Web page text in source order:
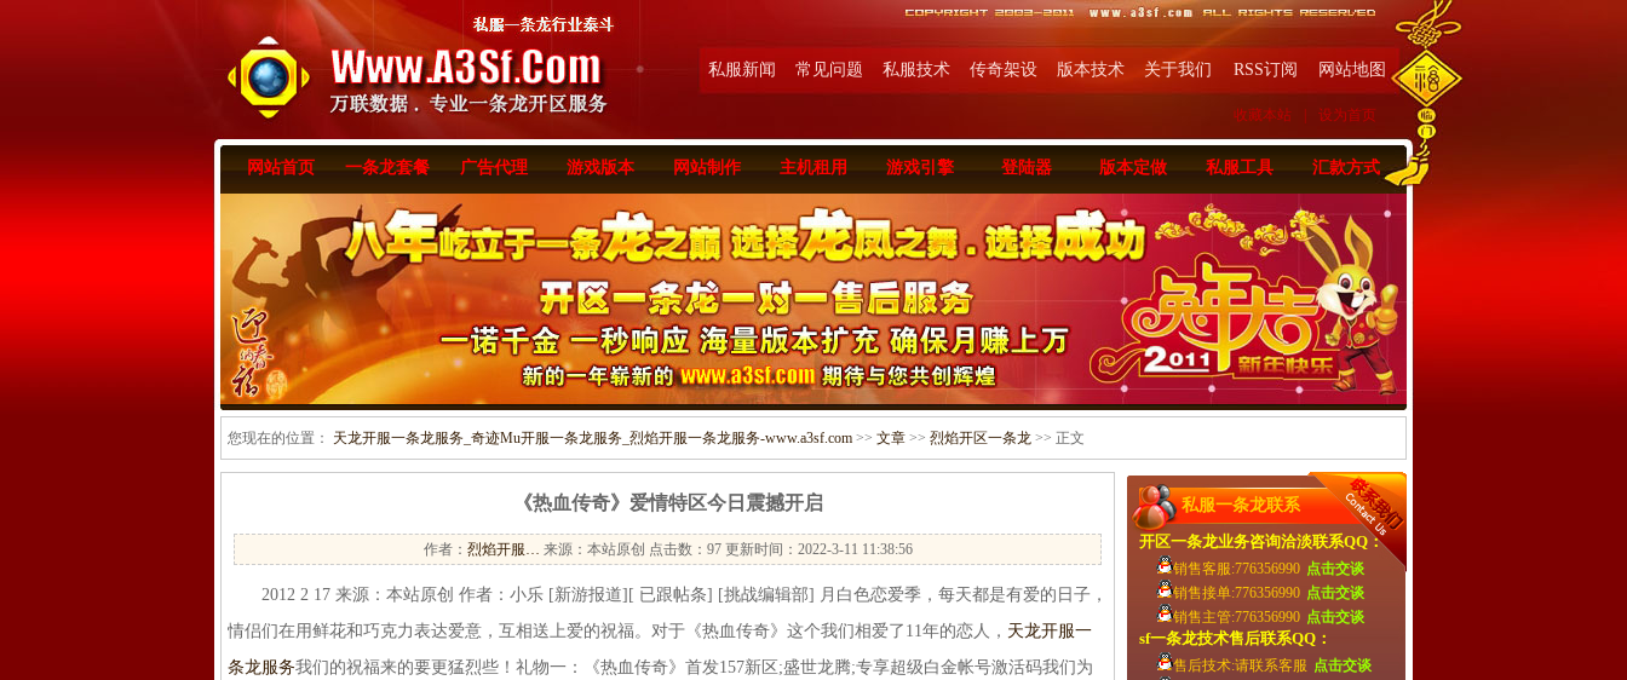
私服新闻 常见问题 私服技术 传奇架设 版本技术 关于我们 RSS订阅 网站地图
收藏本站 设为首页
网站首页 一条龙套餐 广告代理 游戏版本 网站制作 主机租用 游戏引擎 登陆器 版本定做 私服工具 汇款方式
您现在的位置： 天龙开服一条龙服务_奇迹Mu开服一条龙服务_烈焰开服一条龙服务-www.a3sf.com >> 文章 >> 烈焰开区一条龙 >> 正文
《热血传奇》爱情特区今日震撼开启
作者： 烈焰开服… 来源：本站原创 点击数： 97 更新时间：2022-3-11 11:38:56
2012 2 17 来源：本站原创 作者：小乐 [新游报道][ 已跟帖条] [挑战编辑部] 月白色恋爱季，每天都是有爱的日子，
情侣们在用鲜花和巧克力表达爱意，互相送上爱的祝福。对于《热血传奇》这个我们相爱了11年的恋人， 天龙开服一
条龙服务我们的祝福来的要更猛烈些！礼物一：《热血传奇》首发157新区;盛世龙腾;专享超级白金帐号激活码我们为
私服一条龙联系
开区一条龙业务咨询洽淡联系QQ：
销售客服:776356990 点击交谈
销售接单:776356990 点击交谈
销售主管:776356990 点击交谈
sf一条龙技术售后联系QQ：
售后技术:请联系客服 点击交谈